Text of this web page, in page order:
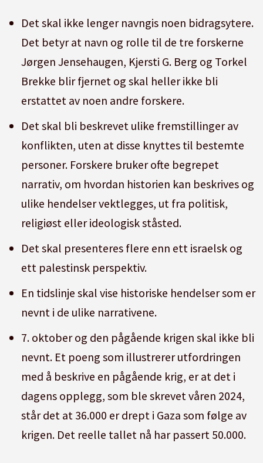
Det skal ikke lenger navngis noen bidragsytere.
Det betyr at navn og rolle til de tre forskerne
Jørgen Jensehaugen, Kjersti G. Berg og Torkel
Brekke blir fjernet og skal heller ikke bli
erstattet av noen andre forskere.
Det skal bli beskrevet ulike fremstillinger av
konflikten, uten at disse knyttes til bestemte
personer. Forskere bruker ofte begrepet
narrativ, om hvordan historien kan beskrives og
ulike hendelser vektlegges, ut fra politisk,
religiøst eller ideologisk ståsted.
Det skal presenteres flere enn ett israelsk og
ett palestinsk perspektiv.
En tidslinje skal vise historiske hendelser som er
nevnt i de ulike narrativene.
7. oktober og den pågående krigen skal ikke bli
nevnt. Et poeng som illustrerer utfordringen
med å beskrive en pågående krig, er at det i
dagens opplegg, som ble skrevet våren 2024,
står det at 36.000 er drept i Gaza som følge av
krigen. Det reelle tallet nå har passert 50.000.